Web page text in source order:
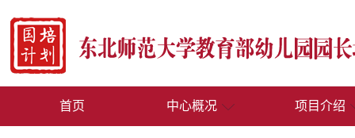
首页 中心概况 项目介绍